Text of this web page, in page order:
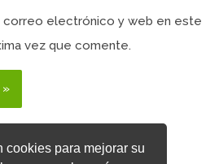
cookies para mejorar su
correo electrónico y web en este
vez que comente.